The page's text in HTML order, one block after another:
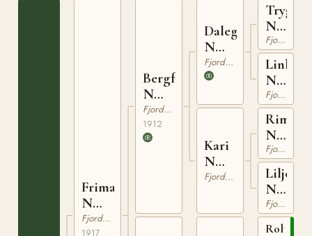
Frimann
N
736Fjordhäst
1917
Bergfast
N
635Fjordhäst
1912
Dalegubben
N
502Fjordhäst
Kari
N
666Fjordhäst
Trygg
N
299
Fjordhäst
Linka
N
579
Fjordhäst
N
287
Fjordhäst
Liljen
N
383
Fjordhäst
Rolv